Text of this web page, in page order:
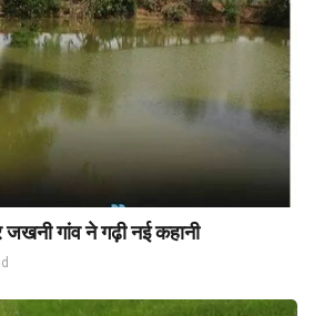
गांव ने गढ़ी नई कहानी